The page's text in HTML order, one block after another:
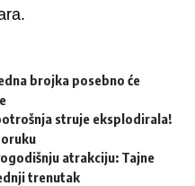
brojka posebno će
struje eksplodirala!
atrakciju: Tajne
trenutak